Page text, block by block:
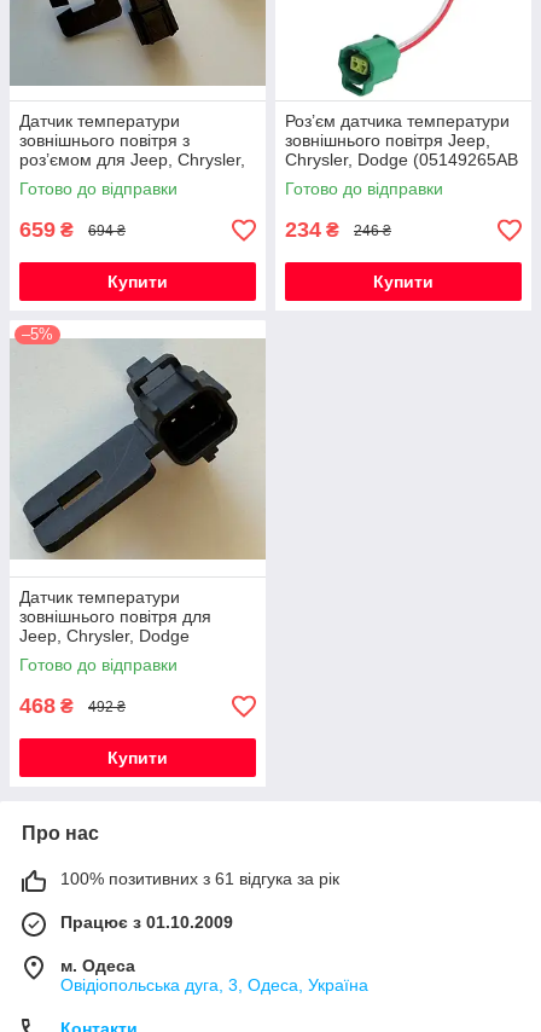
Датчик температури
зовнішнього повітря з
роз’ємом для Jeep, Chrysler,
Dodge (05149265AB /
5149025AA / 56042395)
Готово до відправки
659 ₴ 694 ₴
Купити
Роз’єм датчика температури
зовнішнього повітря Jeep,
Chrysler, Dodge (05149265AB
/ 5149025AA / 56042395)
Готово до відправки
234 ₴ 246 ₴
Купити
–5%
Датчик температури
зовнішнього повітря для
Jeep, Chrysler, Dodge
(05149265AB / 5149025AA /
56042395)
Готово до відправки
468 ₴ 492 ₴
Купити
Про нас
100% позитивних з 61 відгука за рік
Працює з 01.10.2009
м. Одеса
Овідіопольська дуга, 3, Одеса, Україна